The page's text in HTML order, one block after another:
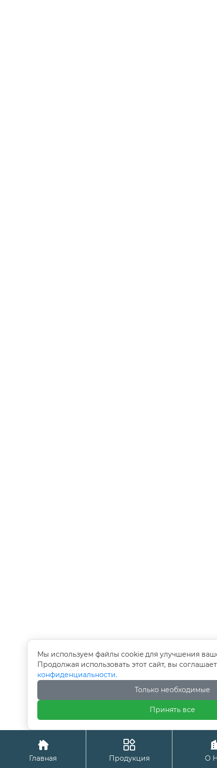

Главная

Продукция О
Мы используем файлы cookie для улучшения
Продолжая использовать этот сайт, вы
конфиденциальности.
Только необходимые
Принять все